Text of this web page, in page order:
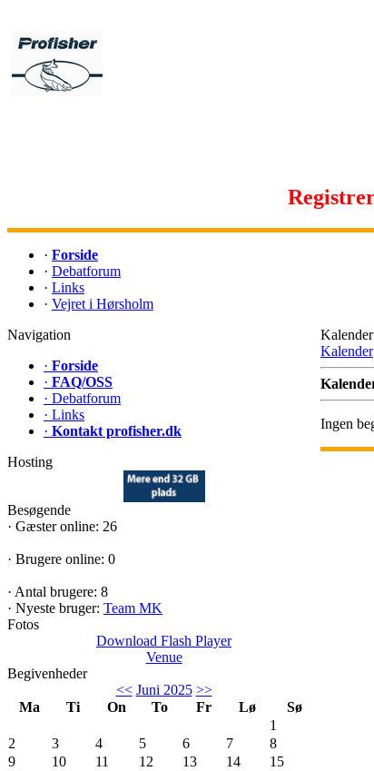
· Forside
· Debatforum
· Links
· Vejret i Hørsholm
Navigation
· Forside
· FAQ/OSS
· Debatforum
· Links
· Kontakt profisher.dk
Hosting
Besøgende
· Gæster online: 26
· Brugere online: 0
· Antal brugere: 8
· Nyeste bruger: Team MK
Fotos
Download Flash Player
Venue
Begivenheder
<< Juni 2025 >>
Ma
Ti On To Fr Lø
Sø
1
2
3 4 5 6 7
8
9
10 11 12 13 14
15
Kalender
Kalender
Ingen